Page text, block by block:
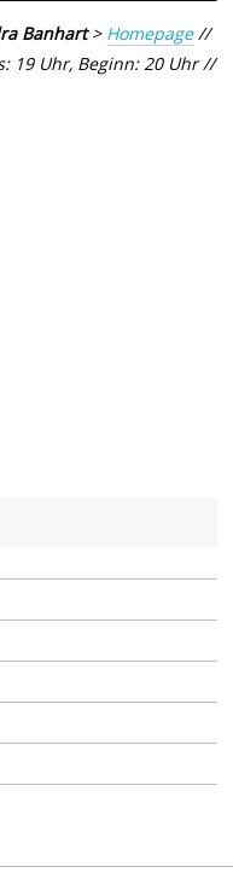
Banhart> Homepage//
19 Uhr, Beginn: 20 Uhr //